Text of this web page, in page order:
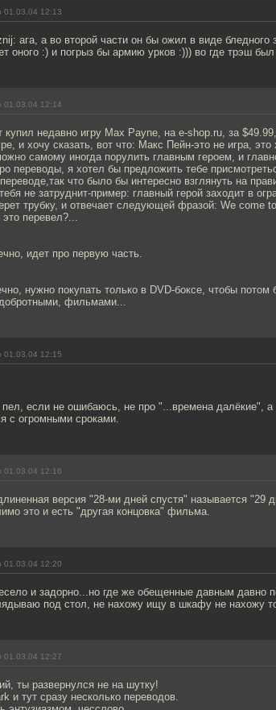
01.03.04 12:13
ага, а во второй части он бы ожил в виде
оного :) и погрыз бы армию урков :))) во где трэш
01.03.04 12:14
купил недавно игру Max Payne, на e-shop.ru, за
и хочу сказать, вот что: Макс Пейн-это не игра,
самому иногда порулить главным героем, и
переводы, я хотел бы предложить тебе
что было бы интересно взглянуть на
не затруднит-пример: главный герой заходит в
трубку, и отвечает следующей фразой: We come
перевел?...
идет про первую часть.
нужно покупать только в DVD-боксе, чтобы
фильмами...
01.03.04 12:15
пел, если не ошибаюсь, не про "...времена далёкие",
с огромными сроками.
01.03.04 12:16
версия "28-ми дней спустя" называется "29
это и есть "другая концовка" фильма.
01.03.04 12:20
и задорно...но где же обещенные давным давно
под стол, не нахожу ищу в шкафу не нахожу
01.03.04 12:27
ты развернулся не на шутку!
и тут сразу несколько переводов.